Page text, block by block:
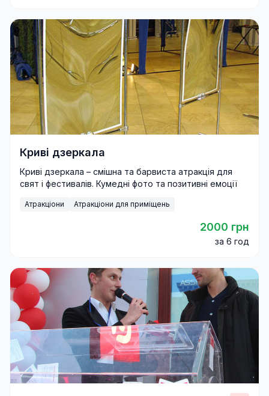
Криві дзеркала
Криві дзеркала – смішна та барвиста атракція для
свят і фестивалів. Кумедні фото та позитивні емоції
Атракціони Атракціони для приміщень
2000 грн
за 6 год